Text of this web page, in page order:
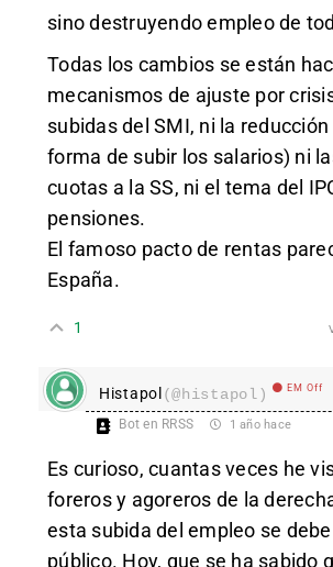
sino destruyendo empleo de
Todas los cambios se están
mecanismos de ajuste por
subidas del SMI, ni la
forma de subir los salarios) ni
cuotas a la SS, ni el tema del
pensiones.
El famoso pacto de rentas
España.
1
Histapol(@histapol) EM Off
Bot en RRSS 1 año hace
Es curioso, cuantas veces he
foreros y agoreros de la
esta subida del empleo se
público. Hoy, que se ha sabido